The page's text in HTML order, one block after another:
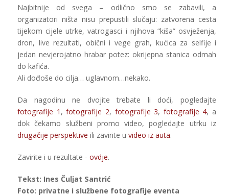
Najbitnije od svega – odlično smo se zabavili, a
organizatori ništa nisu prepustili slučaju: zatvorena cesta
tijekom cijele utrke, vatrogasci i njihova “kiša” osvježenja,
dron, live rezultati, obični i vege grah, kućica za selfije i
jedan nevjerojatno hrabar potez: okrijepna stanica odmah
do kafića.
Ali dođoše do cilja… uglavnom…nekako.
Da nagodinu ne dvojite trebate li doći, pogledajte
fotografije 1 ,fotografije 2, fotografije 3, fotografije 4, a
dok čekamo službeni promo video, pogledajte utrku iz
drugačije perspektive ili zavirite u video iz auta.
Zavirite i u rezultate - ovdje.
Tekst: Ines Čuljat Santrić
Foto: privatne i službene fotografije eventa